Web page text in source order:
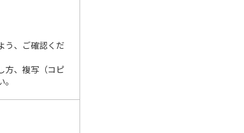
う、ご確認くだ
方、複写（コピ